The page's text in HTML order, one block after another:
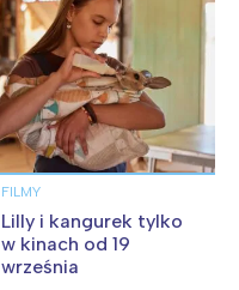
FILMY
Lilly i kangurek tylko
w kinach od 19
września